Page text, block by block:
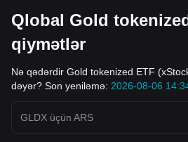
Qlobal Gold
qiymətlər
Nə qədərdir Gold tokenized ETF
dəyər? Son yeniləmə: 2026-08-06
GLDX üçün ARS